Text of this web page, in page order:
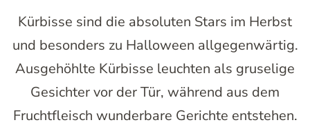
Kürbisse sind die absoluten Stars im Herbst
und besonders zu Halloween allgegenwärtig.
Ausgehöhlte Kürbisse leuchten als gruselige
Gesichter vor der Tür, während aus dem
Fruchtfleisch wunderbare Gerichte entstehen.